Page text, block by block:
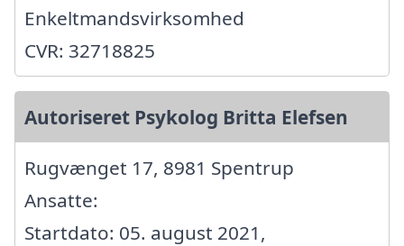
Enkeltmandsvirksomhed
CVR: 32718825
Autoriseret Psykolog Britta Elefsen
Rugvænget 17, 8981 Spentrup
Ansatte:
Startdato: 05. august 2021,